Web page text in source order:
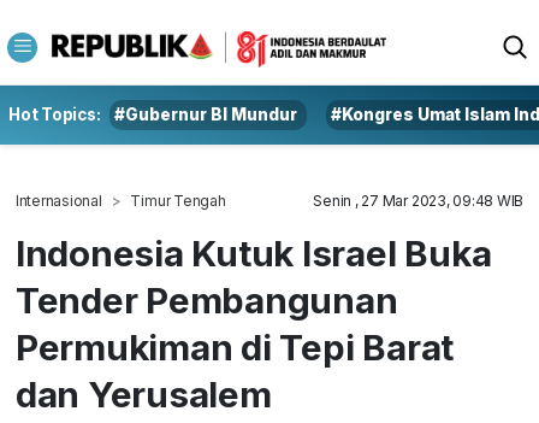
Hot Topics: #Gubernur BI Mundur #Kongres Umat Islam
Internasional Timur Tengah Senin , 27 Mar 2023, 09:48 WIB
Indonesia Kutuk Israel Buka
Tender Pembangunan
Permukiman di Tepi Barat
dan Yerusalem